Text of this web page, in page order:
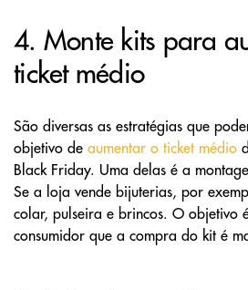
4. Monte kits para
ticket médio
São diversas as estratégias que
objetivo de aumentar o ticket médio
Black Friday. Uma delas é a
Se a loja vende bijuterias, por
colar, pulseira e brincos. O objetivo
consumidor que a compra do kit é